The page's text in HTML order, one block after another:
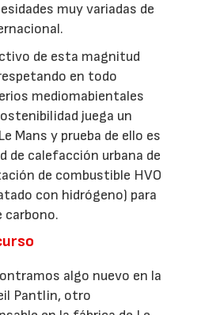
muy variadas de
de esta magnitud
en todo
mediomabientales
juega un
Mans y prueba de ello es
de calefacción urbana de
de combustible HVO
con hidrógeno) para
carbono.
algo nuevo en la
Pantlin, otro